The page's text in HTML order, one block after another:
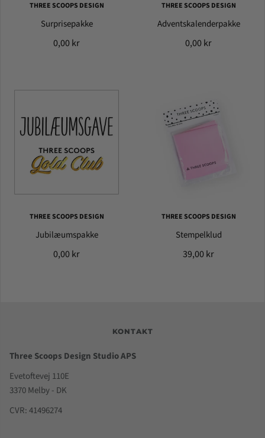
THREE SCOOPS DESIGN
Surprisepakke
0,00 kr
THREE SCOOPS DESIGN
Adventskalenderpakke
0,00 kr
THREE SCOOPS DESIGN
Jubilæumspakke
0,00 kr
THREE SCOOPS DESIGN
Stempelklud
39,00 kr
KONTAKT
Three Scoops Design Studio APS
Evetoftevej 110E
3370 Melby - DK
CVR: 41496274